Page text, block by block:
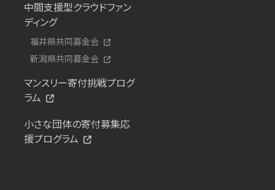
中間支援型クラウドファン
ディング
福井県共同募金会
新潟県共同募金会
マンスリー寄付挑戦プログ
ラム
小さな団体の寄付募集応
援プログラム